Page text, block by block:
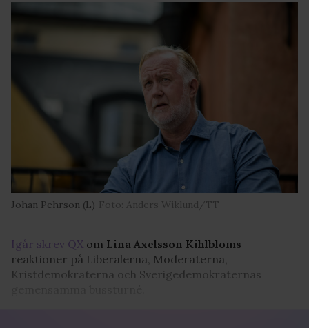
Johan Pehrson (L) Foto: Anders Wiklund/TT
Igår skrev QX om Lina Axelsson Kihlbloms
reaktioner på Liberalerna, Moderaterna,
Kristdemokraterna och Sverigedemokraternas